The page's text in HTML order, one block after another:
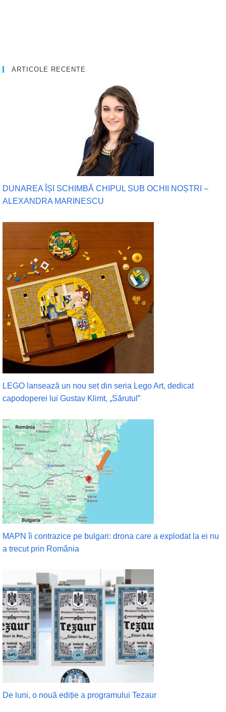
ARTICOLE RECENTE
DUNAREA ÎȘI SCHIMBĂ CHIPUL SUB OCHII NOȘTRI –
ALEXANDRA MARINESCU
LEGO lansează un nou set din seria Lego Art, dedicat
capodoperei lui Gustav Klimt, „Sărutul”
MAPN îi contrazice pe bulgari: drona care a explodat la ei nu
a trecut prin România
De luni, o nouă ediție a programului Tezaur